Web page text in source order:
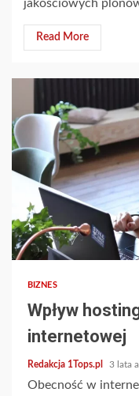
jakościowych
Read More
2 min read
BIZNES
Wpływ
internetowej
Redakcja 1Tops.pl 3 lata
Obecność w